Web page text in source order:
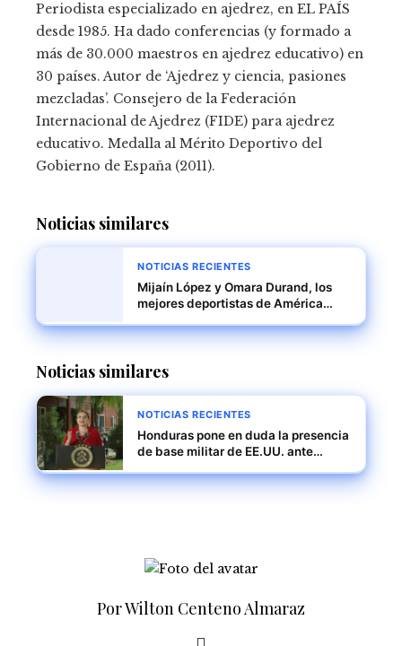
Periodista especializado en ajedrez, en EL PAÍS
desde 1985. Ha dado conferencias (y formado a
más de 30.000 maestros en ajedrez educativo) en
30 países. Autor de ‘Ajedrez y ciencia, pasiones
mezcladas’. Consejero de la Federación
Internacional de Ajedrez (FIDE) para ajedrez
educativo. Medalla al Mérito Deportivo del
Gobierno de España (2011).
Noticias similares
NOTICIAS RECIENTES
Mijaín López y Omara Durand, los
mejores deportistas de América
Noticias similares
NOTICIAS RECIENTES
Honduras pone en duda la presencia
de base militar de EE.UU. ante
masivas
Por Wilton Centeno Almaraz